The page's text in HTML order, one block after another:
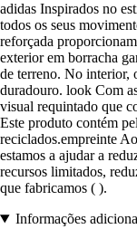
adidas Inspirados no
todos os seus
reforçada
exterior em borracha
de terreno. No interior,
duradouro. look Com
visual requintado que
Este produto contém
reciclados.empreinte
estamos a ajudar a
recursos limitados,
que fabricamos ( ).
Informações